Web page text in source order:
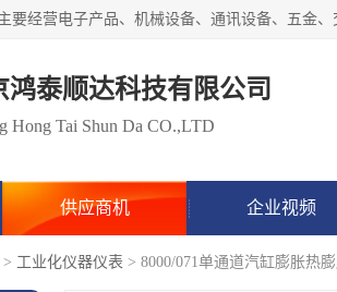
鸿泰顺达科技有限公司
Hong Tai Shun Da CO.,LTD
供应商机 企业视频
> 工业化仪器仪表 > 8000/071单通道汽缸膨胀热